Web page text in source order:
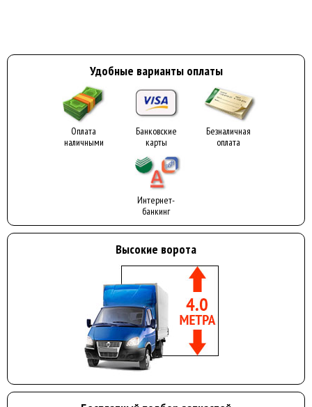
Удобные варианты оплаты
Оплата
наличными
Банковские
карты
Безналичная
оплата
Интернет-
банкинг
Высокие ворота